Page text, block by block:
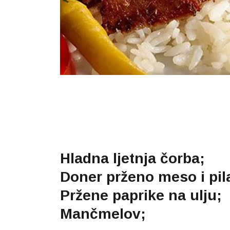
Hladna ljetnja čorba;
Doner prženo meso i
Pržene paprike na ulju;
Mančmelov;